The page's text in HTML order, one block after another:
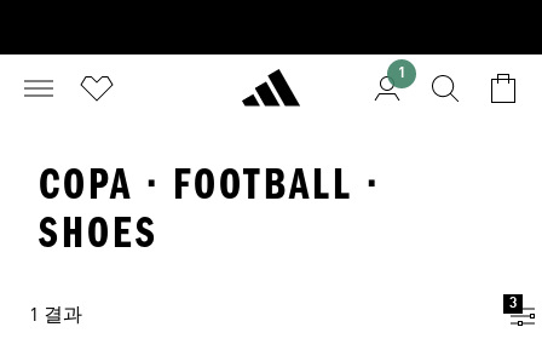
1
COPA · FOOTBALL ·
SHOES
1 결과
3